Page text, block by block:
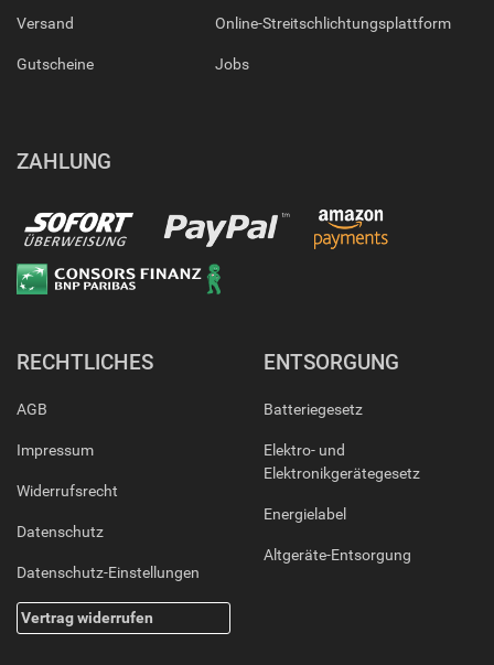
Versand
Gutscheine
Online-Streitschlichtungsplattform
Jobs
ZAHLUNG
RECHTLICHES
AGB
Impressum
Widerrufsrecht
Datenschutz
Datenschutz-Einstellungen
Vertrag widerrufen
ENTSORGUNG
Batteriegesetz
Elektro- und
Elektronikgerätegesetz
Energielabel
Altgeräte-Entsorgung